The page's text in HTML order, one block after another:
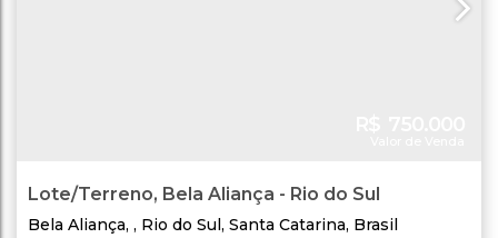
Lote/Terreno, Bela Aliança - Rio do Sul
Bela Aliança , Rio do Sul, Santa Catarina, Brasil